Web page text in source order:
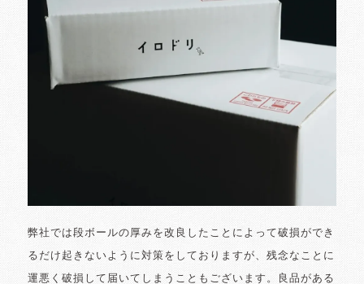
弊社では段ボールの厚みを改良したことによって破損ができ
るだけ起きないように対策をしておりますが、残念なことに
運悪く破損して届いてしまうこともございます。良品がある